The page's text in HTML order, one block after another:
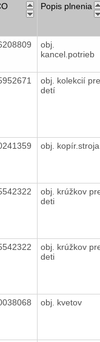
Popis plnenia
obj.
kancel.potrieb
obj. kolekcií pre
detí
obj. kopír.stroja
obj. krúžkov
deti
obj. krúžkov
deti
obj. kvetov